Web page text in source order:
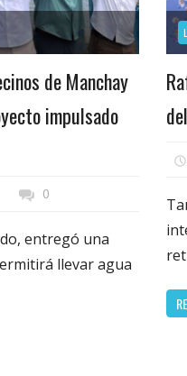
de Manchay
impulsado
0
entregó una
llevar agua